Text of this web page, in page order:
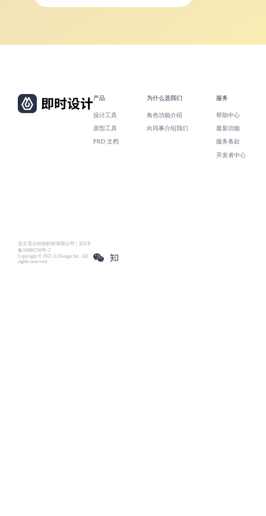
北京雪云锐创科技有限公司 | 京ICP
备16060150号-2
Copyright © 2021 Js.Design Inc. All
rights reserved.
产品
设计工具
原型工具
PRD 文档
为什么选我们
角色功能介绍
向同事介绍我们
服务
帮助中心
最新功能
服务条款
开发者中心